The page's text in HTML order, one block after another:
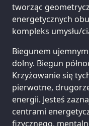
tworząc
energetycznych
kompleks umysłu/
Biegunem
dolny. Biegun
Krzyżowanie się
pierwotne,
energii. Jesteś
centrami
fizycznego,